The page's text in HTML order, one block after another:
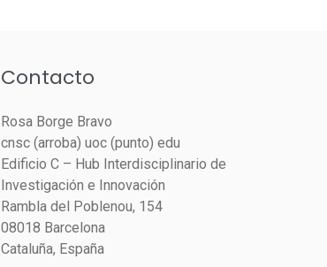
Contacto
Rosa Borge Bravo
cnsc (arroba) uoc (punto) edu
Edificio C – Hub Interdisciplinario de
Investigación e Innovación
Rambla del Poblenou, 154
08018 Barcelona
Cataluña, España